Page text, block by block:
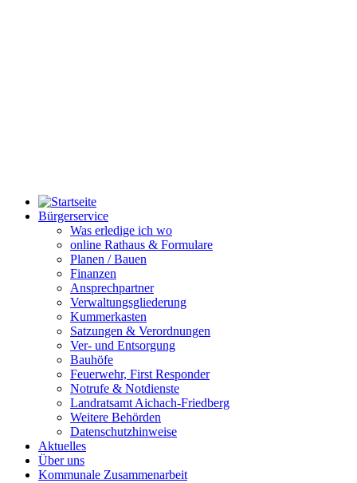
Bürgerservice
Was erledige ich wo
online Rathaus & Formulare
Planen / Bauen
Finanzen
Ansprechpartner
Verwaltungsgliederung
Kummerkasten
Satzungen & Verordnungen
Ver- und Entsorgung
Bauhöfe
Feuerwehr, First Responder
Notrufe & Notdienste
Landratsamt Aichach-Friedberg
Weitere Behörden
Datenschutzhinweise
Aktuelles
Über uns
Kommunale Zusammenarbeit